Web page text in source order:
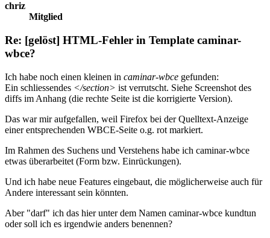
chriz
Mitglied
Re: [gelöst] HTML-Fehler in Template caminar-
wbce?
Ich habe noch einen kleinen in caminar-wbce gefunden:
Ein schliessendes </section> ist verrutscht. Siehe Screenshot des
diffs im Anhang (die rechte Seite ist die korrigierte Version).
Das war mir aufgefallen, weil Firefox bei der Quelltext-Anzeige
einer entsprechenden WBCE-Seite o.g. rot markiert.
Im Rahmen des Suchens und Verstehens habe ich caminar-wbce
etwas überarbeitet (Form bzw. Einrückungen).
Und ich habe neue Features eingebaut, die möglicherweise auch für
Andere interessant sein könnten.
Aber "darf" ich das hier unter dem Namen caminar-wbce kundtun
oder soll ich es irgendwie anders benennen?